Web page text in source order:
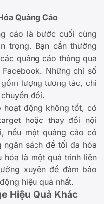
Quảng Cáo
cáo là bước cuối cùng
trọng. Bạn cần thường
quảng cáo thông qua
Những chỉ số
lượng tương tác, chi
đổi.
hoạt động không tốt, có
hoặc thay đổi nội
nếu một quảng cáo có
ngân sách để tối đa hóa
hóa là một quá trình liên
xuyên để đảm bảo
hiệu quả nhất.
Hiệu Quả Khác